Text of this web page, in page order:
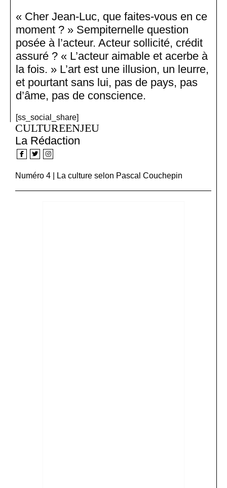
« Cher Jean-Luc, que faites-vous en ce
moment ? » Sempiternelle question
posée à l’acteur. Acteur sollicité, crédit
assuré ? « L’acteur aimable et acerbe à
la fois. » L’art est une illusion, un leurre,
et pourtant sans lui, pas de pays, pas
d’âme, pas de conscience.
[ss_social_share]
CULTUREENJEU
La Rédaction
Numéro 4 | La culture selon Pascal Couchepin